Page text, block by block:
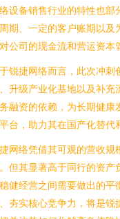
设备销售行业的特性也部
期、一定的客户账期以及
公司的现金流和营运资本
锐捷网络而言，此次冲刺
升级产业化基地以及补充
融资的依赖，为长期健康
台，助力其在国产化替代
网络凭借其可观的营收规
但其显著高于同行的资产
健经营之间需要做出的平
夯实核心竞争力，将是锐